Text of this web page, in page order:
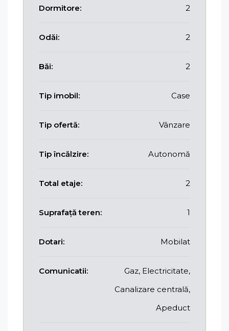
Dormitore: 2
Odăi: 2
Băi: 2
Tip imobil: Case
Tip ofertă: Vânzare
Tip încălzire: Autonomă
Total etaje: 2
Suprafață teren: 1
Dotari: Mobilat
Comunicatii:
Gaz, Electricitate,
Canalizare centrală,
Apeduct